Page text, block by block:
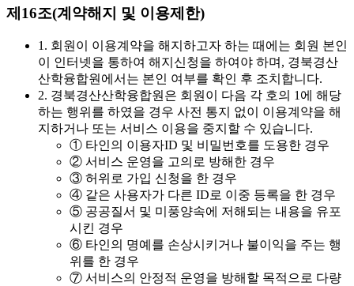
제16조(계약해지 및 이용제한)
1. 회원이 이용계약을 해지하고자 하는 때에는 회원 본인
이 인터넷을 통하여 해지신청을 하여야 하며, 경북경산
산학융합원에서는 본인 여부를 확인 후 조치합니다.
2. 경북경산산학융합원은 회원이 다음 각 호의 1에 해당
하는 행위를 하였을 경우 사전 통지 없이 이용계약을 해
지하거나 또는 서비스 이용을 중지할 수 있습니다.
① 타인의 이용자ID 및 비밀번호를 도용한 경우
② 서비스 운영을 고의로 방해한 경우
③ 허위로 가입 신청을 한 경우
④ 같은 사용자가 다른 ID로 이중 등록을 한 경우
⑤ 공공질서 및 미풍양속에 저해되는 내용을 유포
시킨 경우
⑥ 타인의 명예를 손상시키거나 불이익을 주는 행
위를 한 경우
⑦ 서비스의 안정적 운영을 방해할 목적으로 다량